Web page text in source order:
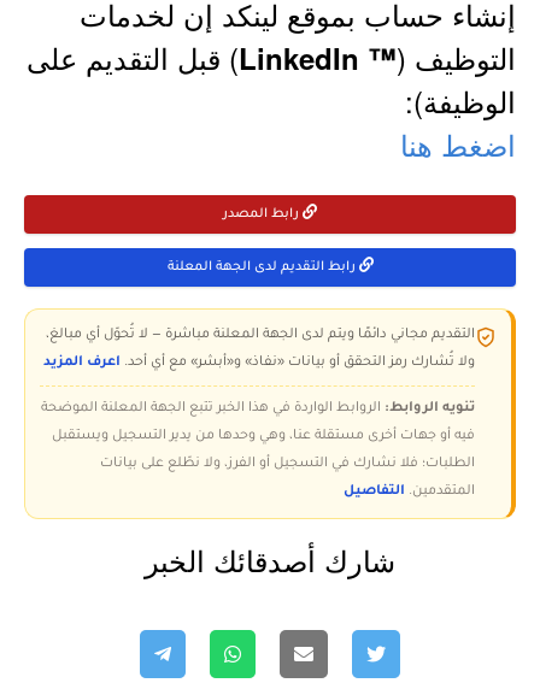
إنشاء حساب بموقع لينكد إن لخدمات
التوظيف (™ LinkedIn
) قبل التقديم على
الوظيفة):
اضغط هنا
رابط المصدر
رابط التقديم لدى الجهة المعلنة
التقديم مجاني دائمًا ويتم لدى الجهة المعلنة مباشرة — لا تُحوّل أي مبالغ،
ولا تُشارك رمز التحقق أو بيانات «نفاذ» و«أبشر» مع أي أحد. اعرف المزيد
تنويه الروابط: الروابط الواردة في هذا الخبر تتبع الجهة المعلنة الموضحة
فيه أو جهات أخرى مستقلة عنا، وهي وحدها من يدير التسجيل ويستقبل
الطلبات؛ فلا نشارك في التسجيل أو الفرز، ولا نطّلع على بيانات
المتقدمين. التفاصيل
شارك أصدقائك الخبر